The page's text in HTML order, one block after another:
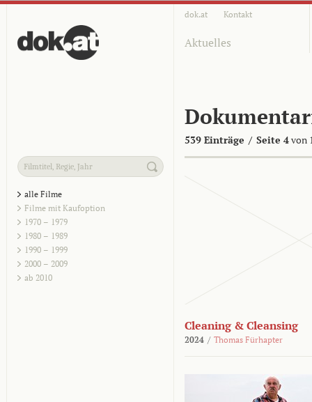
dok.at Kontakt
Aktuelles
539 Einträge / Seite 4von
alle Filme
Filme mit Kaufoption
1970 – 1979
1980 – 1989
1990 – 1999
2000 – 2009
ab 2010
Cleaning & Cleansing
2024 / Thomas Fürhapter